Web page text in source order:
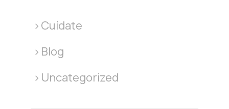
Cuídate
Blog
Uncategorized